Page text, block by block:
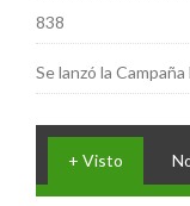
838
Se lanzó la
+ Visto